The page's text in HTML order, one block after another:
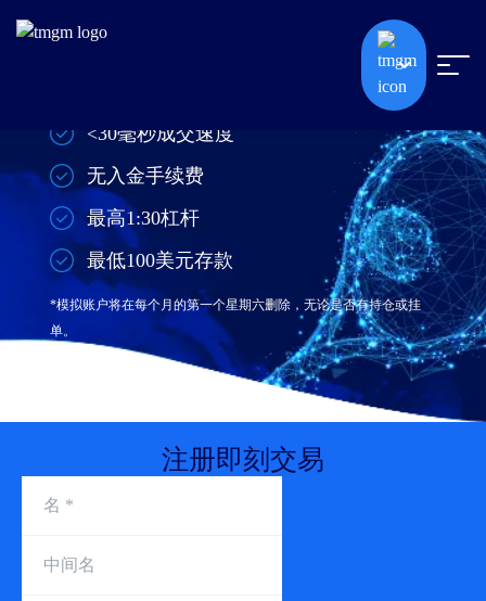
<30毫秒成交速度
无入金手续费
最高1:30杠杆
最低100美元存款
*模拟账户将在每个月的第一个星期六删除，无论是否有持仓或挂
单。
注册即刻交易